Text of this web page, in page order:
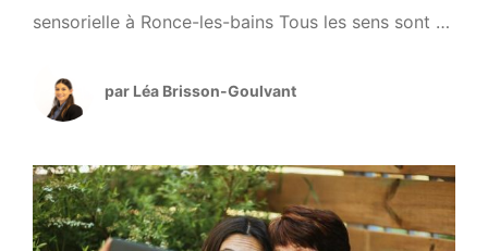
sensorielle à Ronce-les-bains Tous les sens sont en
la Coubre, on découvre Ronce-les-Bains autrement
: l’originalité de ses villas, ses plages et l’odeur
balsamique de ses pins maritimes.L’attrait des
bains […]
par Léa Brisson-Goulvant